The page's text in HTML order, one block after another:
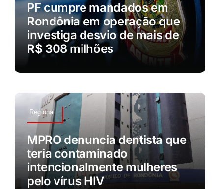
PF cumpre mandados em
Rondônia em operação que
investiga desvio de mais de
R$ 308 milhões
Regional
MPRO denuncia dentista que
teria contaminado
intencionalmente mulheres
pelo vírus HIV